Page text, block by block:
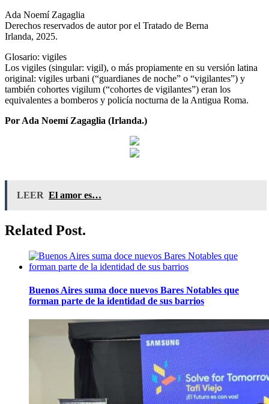
Ada Noemí Zagaglia
Derechos reservados de autor por el Tratado de Berna
Irlanda, 2025.
Glosario: vigiles
Los vigiles (singular: vigil), o más propiamente en su versión latina
original: vigiles urbani (“guardianes de noche” o “vigilantes”) y
también cohortes vigilum (“cohortes de vigilantes”) eran los
equivalentes a bomberos y policía nocturna de la Antigua Roma.
Por Ada Noemí Zagaglia (Irlanda.)
LEER El amor es…
Related Post.
Buenos Aires suma doce nuevos Bares Notables que
forman parte de la identidad de sus barrios